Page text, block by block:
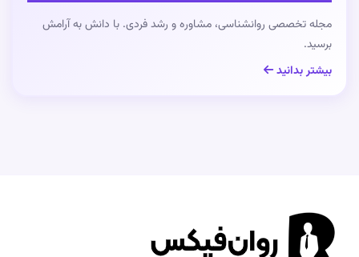
مجله تخصصی روانشناسی، مشاوره و رشد فردی. با دانش به آرامش
برسید.
بیشتر بدانید